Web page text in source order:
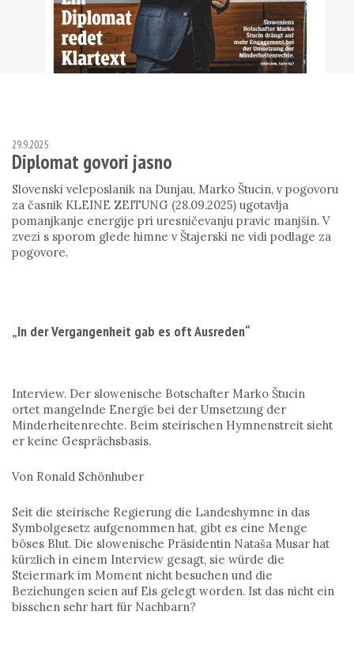
29.9.2025
Diplomat govori jasno
Slovenski veleposlanik na Dunjau, Marko Štucin, v pogovoru
za časnik KLEINE ZEITUNG (28.09.2025) ugotavlja
pomanjkanje energije pri uresničevanju pravic manjšin. V
zvezi s sporom glede himne v Štajerski ne vidi podlage za
pogovore.
„In der Vergangenheit gab es oft Ausreden“
Interview. Der slowenische Botschafter Marko Štucin
ortet mangelnde Energie bei der Umsetzung der
Minderheitenrechte. Beim steirischen Hymnenstreit sieht
er keine Gesprächsbasis.
Von Ronald Schönhuber
Seit die steirische Regierung die Landeshymne in das
Symbolgesetz aufgenommen hat, gibt es eine Menge
böses Blut. Die slowenische Präsidentin Nataša Musar hat
kürzlich in einem Interview gesagt, sie würde die
Steiermark im Moment nicht besuchen und die
Beziehungen seien auf Eis gelegt worden. Ist das nicht ein
bisschen sehr hart für Nachbarn?